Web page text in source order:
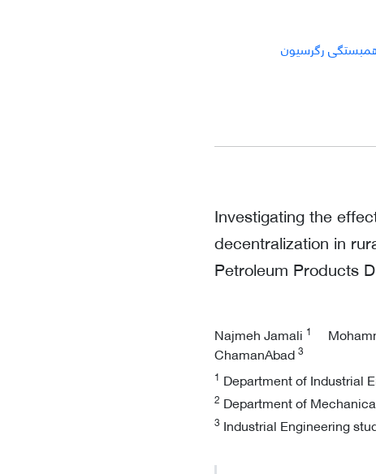
رگرسیون
Investigating the
decentralization in
Petroleum Products
Najmeh Jamali 1
ChamanAbad3
1 Department of Industrial
2 Department of
3 Industrial Engineering